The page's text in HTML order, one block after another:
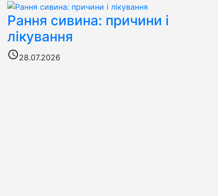
Рання сивина: причини і
лікування
access_time28.07.2026